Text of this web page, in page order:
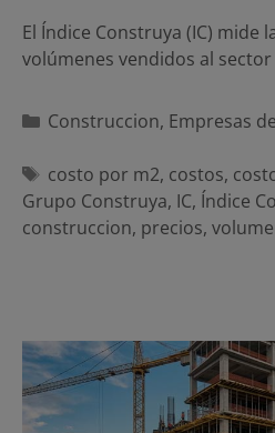
El Índice Construya (IC) mide
volúmenes vendidos al
Categorías
Construccion, Empresas
Etiquetas
costo por m2, costos,
Grupo Construya, IC, Índice
construccion, precios,